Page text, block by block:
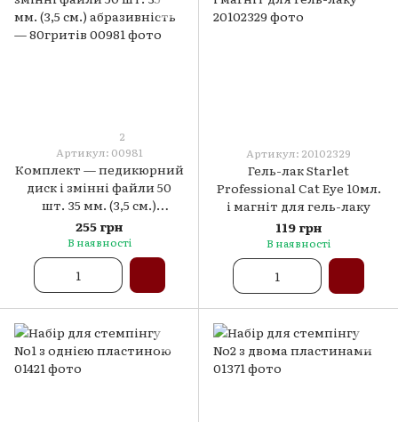
2
Артикул: 00981
Комплект — педикюрний
диск і змінні файли 50
шт. 35 мм. (3,5 см.)
абразивність — 80гритів
255 грн
В наявності
Артикул: 20102329
Гель-лак Starlet
Professional Cat Eye 10мл.
і магніт для гель-лаку
119 грн
В наявності